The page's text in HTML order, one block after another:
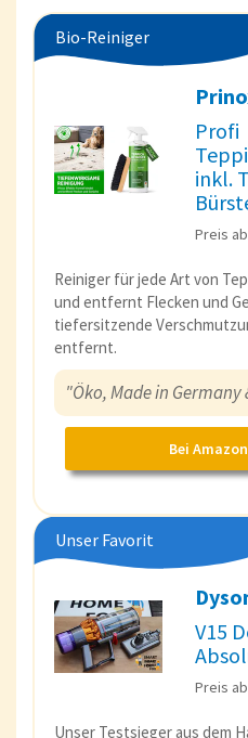
Bio-Reiniger
Profi
inkl.
Preis ab
Reiniger für jede Art von
und entfernt Flecken und
tiefersitzende
entfernt.
"Öko, Made in
Bei
Unser Favorit
V15
Preis ab
Unser Testsieger aus dem